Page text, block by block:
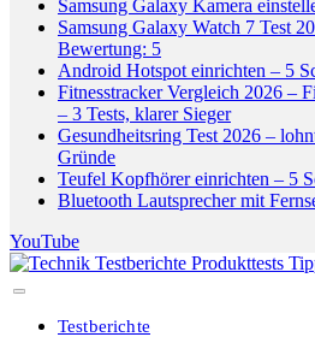
Samsung Galaxy Kamera
Samsung Galaxy Watch 7 Test
Bewertung: 5
Android Hotspot einrichten – 5
Fitnesstracker Vergleich 2026 –
– 3 Tests, klarer Sieger
Gesundheitsring Test 2026 –
Gründe
Teufel Kopfhörer einrichten – 5
Bluetooth Lautsprecher mit
YouTube
Testberichte